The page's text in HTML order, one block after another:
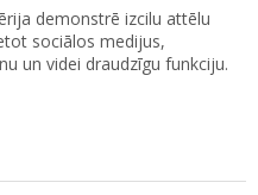
demonstrē izcilu attēlu
sociālos medijus,
un videi draudzīgu funkciju.